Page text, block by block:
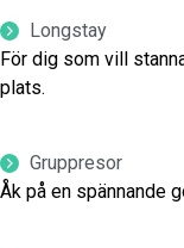
Longstay
För dig som vill
plats.
Gruppresor
Åk på en spännande